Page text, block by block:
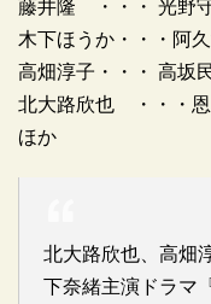
藤井隆 ・・・ 光野
木下ほうか・・・阿
高畑淳子・・・ 高坂
北大路欣也 ・・・恩
ほか
北大路欣也、高畑
下奈緒主演ドラマ